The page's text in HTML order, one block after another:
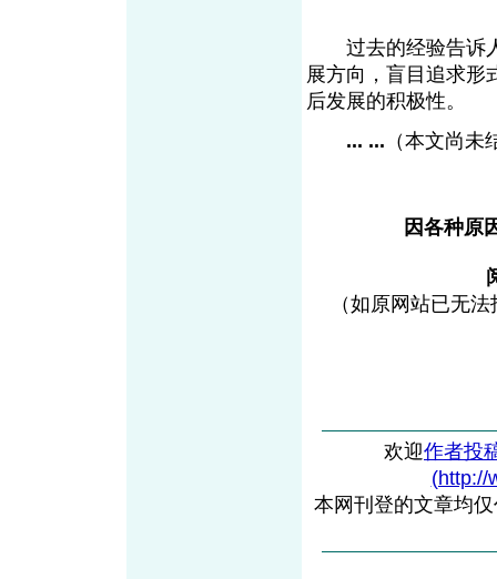
过去的经验告诉人
展方向，盲目追求形
后发展的积极性。
... ... （本文尚未
因各种原
（如原网站已无
欢迎作者投
(http://
本网刊登的文章均